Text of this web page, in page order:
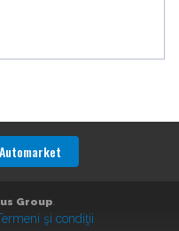
Group.
şi condiţii